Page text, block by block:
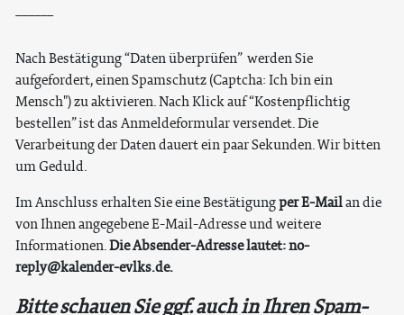
______
Nach Bestätigung “Daten überprüfen” werden Sie
aufgefordert, einen Spamschutz (Captcha: Ich bin ein
Mensch") zu aktivieren. Nach Klick auf “Kostenpflichtig
bestellen” ist das Anmeldeformular versendet. Die
Verarbeitung der Daten dauert ein paar Sekunden. Wir bitten
um Geduld.
Im Anschluss erhalten Sie eine Bestätigungper E-Mailan die
von Ihnen angegebene E-Mail-Adresse und weitere
Informationen.Die Absender-Adresse lautet: no-
reply@kalender-evlks.de.
Bitte schauen Sie ggf. auch in Ihren Spam-